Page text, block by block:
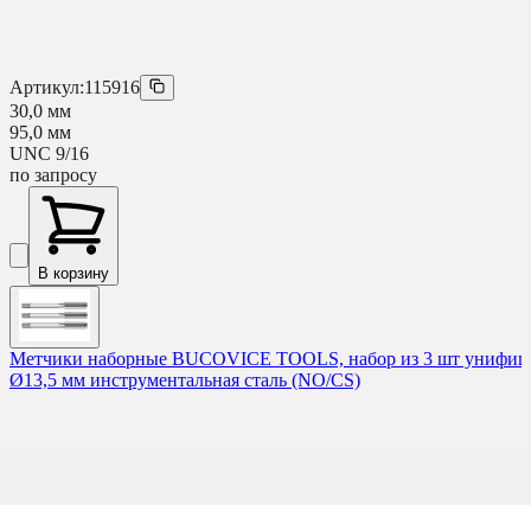
Артикул:115916
30,0 мм
95,0 мм
UNC 9/16
по запросу
В корзину
Метчики наборные BUCOVICE TOOLS, набор из 3 шт
Ø13,5 мм инструментальная сталь (NO/CS)